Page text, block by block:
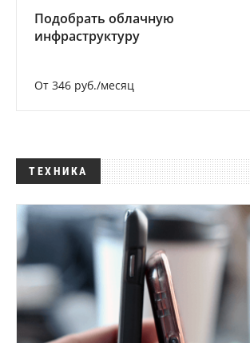
Подобрать облачную
инфраструктуру
От 346 руб./месяц
ТЕХНИКА